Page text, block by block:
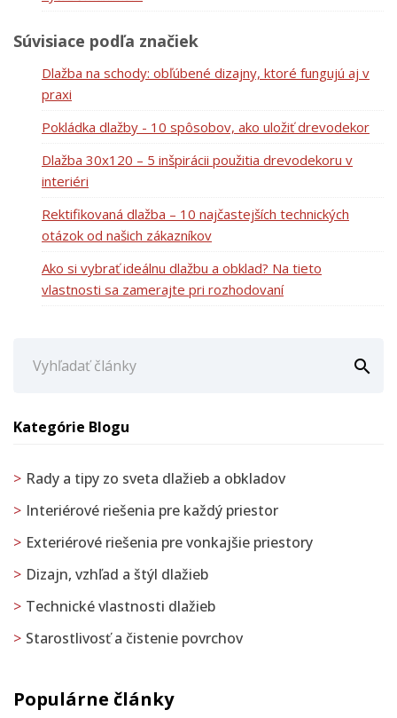
Súvisiace podľa značiek
Dlažba na schody: obľúbené dizajny, ktoré fungujú aj v
praxi
Pokládka dlažby - 10 spôsobov, ako uložiť drevodekor
Dlažba 30x120 – 5 inšpirácii použitia drevodekoru v
interiéri
Rektifikovaná dlažba – 10 najčastejších technických
otázok od našich zákazníkov
Ako si vybrať ideálnu dlažbu a obklad? Na tieto
vlastnosti sa zamerajte pri rozhodovaní

Kategórie Blogu
Rady a tipy zo sveta dlažieb a obkladov
Interiérové riešenia pre každý priestor
Exteriérové riešenia pre vonkajšie priestory
Dizajn, vzhľad a štýl dlažieb
Technické vlastnosti dlažieb
Starostlivosť a čistenie povrchov
Populárne články